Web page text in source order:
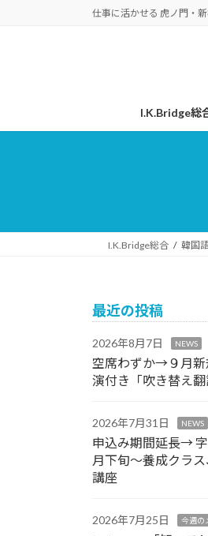
仕事に活かせる 虎ノ門・
I.K.Bridge総
I.K.Bridge総合 韓国
最近の投稿
2026年8月7日 NEWS
空席わずか→９月新
演付き「吹き替え
2026年7月31日 NEWS
申込み期間延長→
月下旬～養成クラ
講座
2026年7月25日 今週の